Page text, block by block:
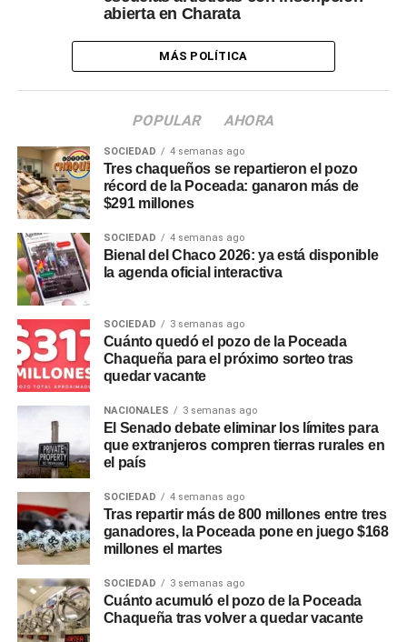
abierta en Charata
MÁS POLÍTICA
POPULAR AHORA
SOCIEDAD 4 semanas ago
Tres chaqueños se repartieron el pozo
récord de la Poceada: ganaron más de
$291 millones
SOCIEDAD 4 semanas ago
Bienal del Chaco 2026: ya está disponible
la agenda oficial interactiva
SOCIEDAD 3 semanas ago
Cuánto quedó el pozo de la Poceada
Chaqueña para el próximo sorteo tras
quedar vacante
NACIONALES 3 semanas ago
El Senado debate eliminar los límites para
que extranjeros compren tierras rurales en
el país
SOCIEDAD 4 semanas ago
Tras repartir más de 800 millones entre tres
ganadores, la Poceada pone en juego $168
millones el martes
SOCIEDAD 3 semanas ago
Cuánto acumuló el pozo de la Poceada
Chaqueña tras volver a quedar vacante